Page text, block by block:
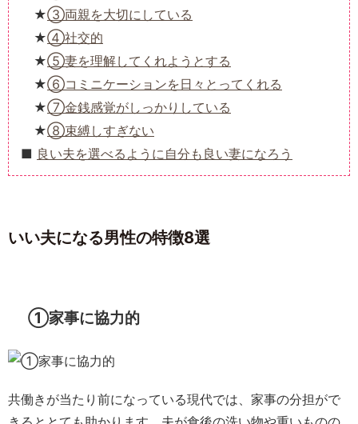
③両親を大切にしている
④社交的
⑤妻を理解してくれようとする
⑥コミニケーションを日々とってくれる
⑦金銭感覚がしっかりしている
⑧束縛しすぎない
良い夫を選べるように自分も良い妻になろう
いい夫になる男性の特徴8選
①家事に協力的
共働きが当たり前になっている現代では、家事の分担がで